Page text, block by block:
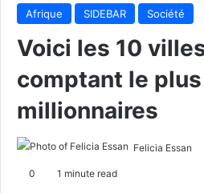
Afrique SIDEBAR Société
Voici les 10
comptant le
millionnaires
Felicia Essan
0 1 minute read